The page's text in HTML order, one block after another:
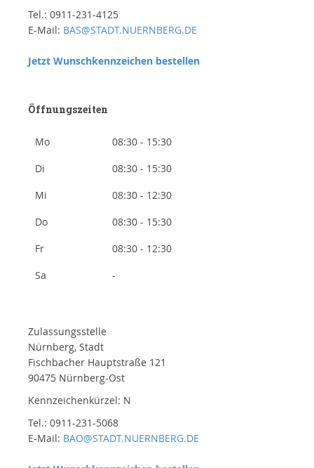
Tel.: 0911-231-4125
E-Mail: BAS@STADT.NUERNBERG.DE
Jetzt Wunschkennzeichen bestellen
Öffnungszeiten
Mo
08:30 - 15:30
Di
08:30 - 15:30
Mi
08:30 - 12:30
Do
08:30 - 15:30
Fr
08:30 - 12:30
Sa
-
Zulassungsstelle
Nürnberg, Stadt
Fischbacher Hauptstraße 121
90475 Nürnberg-Ost
Kennzeichenkürzel: N
Tel.: 0911-231-5068
E-Mail: BAO@STADT.NUERNBERG.DE